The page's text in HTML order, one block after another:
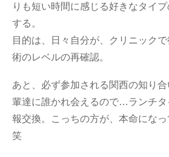
りも短い時間に感じる好きなタイ
する。
目的は、日々自分が、クリニック
術のレベルの再確認。
あと、必ず参加される関西の知り
輩達に誰かれ会えるので…ランチ
報交換。こっちの方が、本命にな
笑